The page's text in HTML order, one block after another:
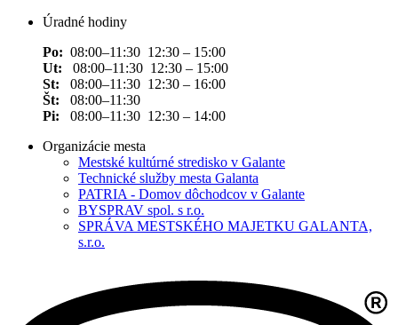
Úradné hodiny
Po: 08:00–11:30 12:30 – 15:00
Ut: 08:00–11:30 12:30 – 15:00
St: 08:00–11:30 12:30 – 16:00
Št: 08:00–11:30
Pi: 08:00–11:30 12:30 – 14:00
Organizácie mesta
Mestské kultúrné stredisko v Galante
Technické služby mesta Galanta
PATRIA - Domov dôchodcov v Galante
BYSPRAV spol. s r.o.
SPRÁVA MESTSKÉHO MAJETKU GALANTA,
s.r.o.